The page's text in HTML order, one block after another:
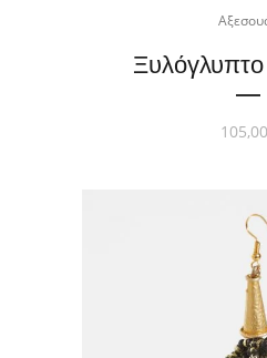
Ξυλόγλυπτο
105,00